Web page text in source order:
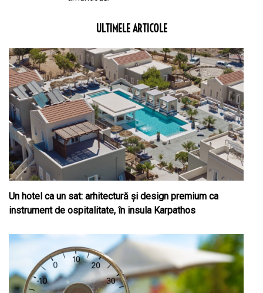
ULTIMELE ARTICOLE
Un hotel ca un sat: arhitectură și design premium ca
instrument de ospitalitate, în insula Karpathos